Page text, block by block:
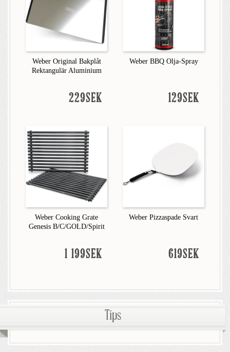
Weber Original Bakplåt
Rektangulär Aluminium
229SEK
Weber BBQ Olja-Spray
129SEK
Weber Cooking Grate
Genesis B/C/GOLD/Spirit
1 199SEK
Weber Pizzaspade Svart
619SEK
Tips